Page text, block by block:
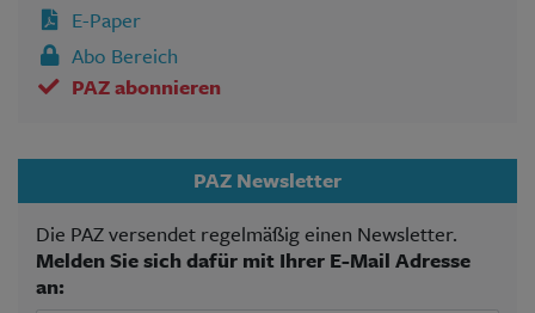
E-Paper
Abo Bereich
PAZ abonnieren
PAZ Newsletter
Die PAZ versendet regelmäßig einen Newsletter.
Melden Sie sich dafür mit Ihrer E-Mail Adresse
an: